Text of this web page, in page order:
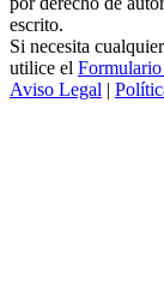
escrito.
Si necesita
utilice el
Aviso Legal |